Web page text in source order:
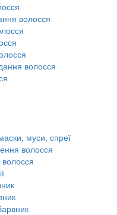
волосся
волосся
муси, спреї
волосся